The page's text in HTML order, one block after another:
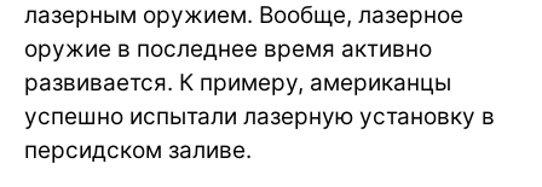
лазерным оружием. Вообще, лазерное
оружие в последнее время активно
развивается. К примеру, американцы
успешно испытали лазерную установку в
персидском заливе.